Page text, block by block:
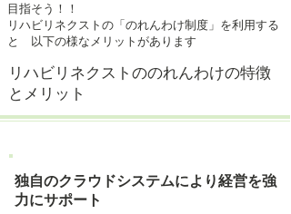
目指そう！！
リハビリネクストの「のれんわけ制度」を利用する
と 以下の様なメリットがあります
リハビリネクストののれんわけの特徴
とメリット
独自のクラウドシステムにより経営を強
力にサポート